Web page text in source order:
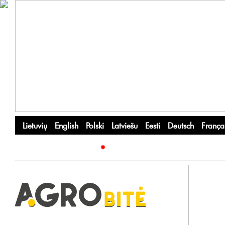
Lietuvių English Polski Latviešu Eesti Deutsch